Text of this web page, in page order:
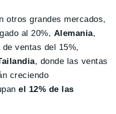
otros grandes mercados,
al 20%, Alemania,
ventas del 15%,
, donde las ventas
creciendo
el 12% de las